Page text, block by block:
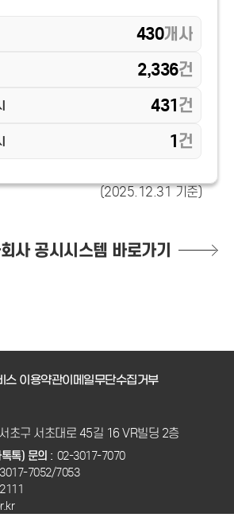
430개사
2,336건
431건
1건
(2025.12.31 기준)
사 공시시스템 바로가기
스 이용약관이메일무단수집거부
초구 서초대로 45길 16 VR빌딩 2층
톡) 문의 : 02-3017-7070
7052/7053